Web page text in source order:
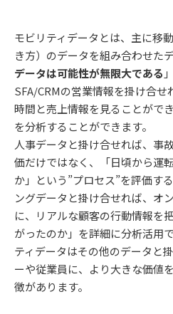
モビリティデータとは、主に移
き方）のデータを組み合わせた
データは可能性が無限大である
SFA/CRMの営業情報を掛け合せ
時間と売上情報を見ることがで
を分析することができます。
人事データと掛け合せれば、事
価だけではなく、「日頃から運
か」という”プロセス”を評価す
ングデータと掛け合せれば、オ
に、リアルな顧客の行動情報を
がったのか」を詳細に分析活用
ティデータはその他のデータと
ーや従業員に、より大きな価値
徴があります。